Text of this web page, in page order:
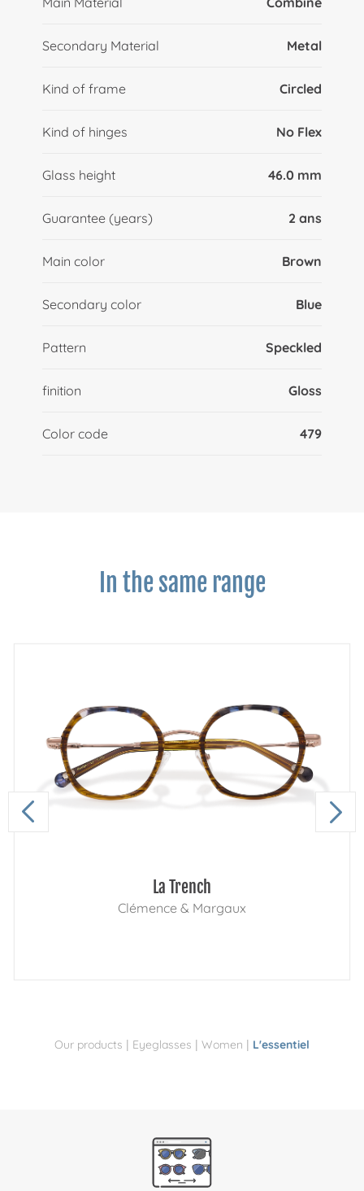
Our products | Eyeglasses | Women | L'essentiel
Secondary Material Metal
Kind of frame Circled
Kind of hinges No Flex
Glass height 46.0 mm
Guarantee (years) 2 ans
Main color Brown
Secondary color Blue
Pattern Speckled
finition Gloss
Color code 479
In the same range
La Trench
Clémence & Margaux